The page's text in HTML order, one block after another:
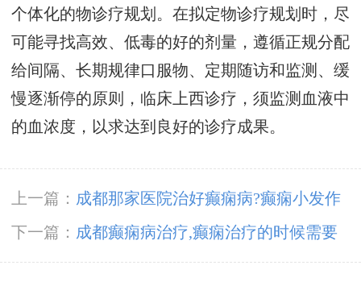
个体化的物诊疗规划。在拟定物诊疗规划时，尽
可能寻找高效、低毒的好的剂量，遵循正规分配
给间隔、长期规律口服物、定期随访和监测、缓
慢逐渐停的原则，临床上西诊疗，须监测血液中
的血浓度，以求达到良好的诊疗成果。
上一篇： 成都那家医院治好癫痫病?癫痫小发作
后应当如何处理呢?
下一篇： 成都癫痫病治疗,癫痫治疗的时候需要
注意什么？